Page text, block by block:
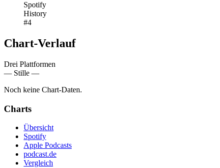
Spotify
History
#4
Chart-Verlauf
Drei Plattformen
— Stille —
Noch keine Chart-Daten.
Charts
Übersicht
Spotify
Apple Podcasts
podcast.de
Vergleich